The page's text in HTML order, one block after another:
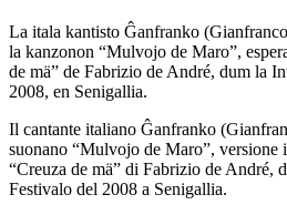
La itala kantisto Ĝanfranko
la kanzonon “Mulvojo de Maro”,
de mä” de Fabrizio de André, dum la
2008, en Senigallia.
Il cantante italiano Ĝanfranko
suonano “Mulvojo de Maro”, versione
“Creuza de mä” di Fabrizio de André,
Festivalo del 2008 a Senigallia.